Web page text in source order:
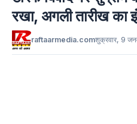
रखा, अगली तारीख का
raftaarmedia.comशुक्रवार, 9